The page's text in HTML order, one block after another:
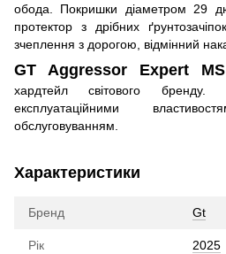
обода. Покришки діаметром 29
протектор з дрібних
зчеплення з дорогою, відмінний
GT Aggressor Expert MS
хардтейл світового бренду.
експлуатаційними
обслуговуванням.
Характеристики
Бренд Gt
Рік 2025